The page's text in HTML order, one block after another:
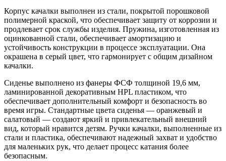
Корпус качалки выполнен из стали, покрытой порошковой
полимерной краской, что обеспечивает защиту от коррозии и
продлевает срок службы изделия. Пружина, изготовленная из
оцинкованной стали, обеспечивает амортизацию и
устойчивость конструкции в процессе эксплуатации. Она
окрашена в серый цвет, что гармонирует с общим дизайном
качалки.
Сиденье выполнено из фанеры ФСФ толщиной 19,6 мм,
ламинированной декоративным HPL пластиком, что
обеспечивает дополнительный комфорт и безопасность во
время игры. Стандартные цвета сиденья — оранжевый и
салатовый — создают яркий и привлекательный внешний
вид, который нравится детям. Ручки качалки, выполненные из
стали и пластика, обеспечивают надежный захват и удобство
для маленьких рук, что делает процесс катания более
безопасным.